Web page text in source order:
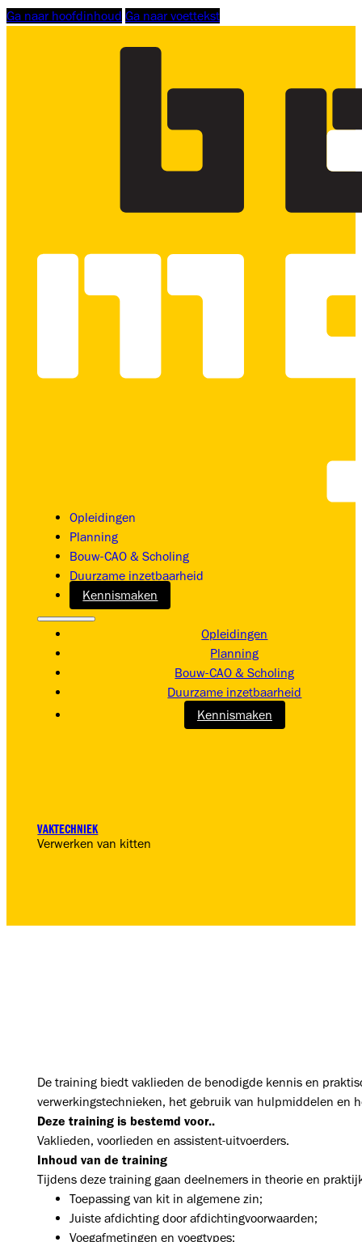
Ga naar hoofdinhoud Ga naar voettekst
Opleidingen
Planning
Bouw-CAO & Scholing
Duurzame inzetbaarheid
Kennismaken
Opleidingen
Planning
Bouw-CAO & Scholing
Duurzame inzetbaarheid
Kennismaken
VAKTECHNIEK
Verwerken van kitten
De training biedt vaklieden de benodigde kennis en
verwerkingstechnieken, het gebruik van hulpmiddelen en
Deze training is bestemd voor..
Vaklieden, voorlieden en assistent-uitvoerders.
Inhoud van de training
Tijdens deze training gaan deelnemers in theorie en
Toepassing van kit in algemene zin;
Juiste afdichting door afdichtingvoorwaarden;
Voegafmetingen en voegtypes;